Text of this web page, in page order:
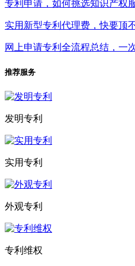
专利申请，如何挑选知识产权
实用新型专利代理费，快要
网上申请专利全流程总结，一
推荐服务
发明专利
实用专利
外观专利
专利维权